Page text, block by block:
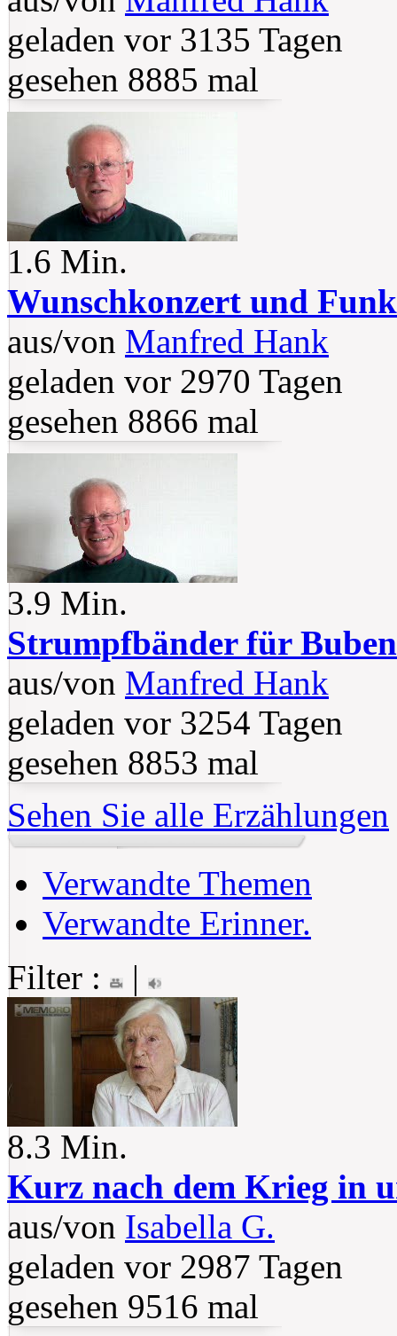
geladen vor 3135 Tagen
gesehen 8885 mal
1.6 Min.
Wunschkonzert und
aus/von Manfred Hank
geladen vor 2970 Tagen
gesehen 8866 mal
3.9 Min.
Strumpfbänder für
aus/von Manfred Hank
geladen vor 3254 Tagen
gesehen 8853 mal
Sehen Sie alle Erzählungen
Verwandte Themen
Verwandte Erinner.
Filter :
|
8.3 Min.
Kurz nach dem Krieg in
aus/von Isabella G.
geladen vor 2987 Tagen
gesehen 9516 mal